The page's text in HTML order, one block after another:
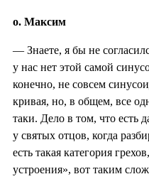
о. Максим
— Знаете, я бы не
у нас нет этой самой
конечно, не совсем
кривая, но, в общем, все
таки. Дело в том, что есть
у святых отцов, когда
есть такая категория
устроения», вот таким